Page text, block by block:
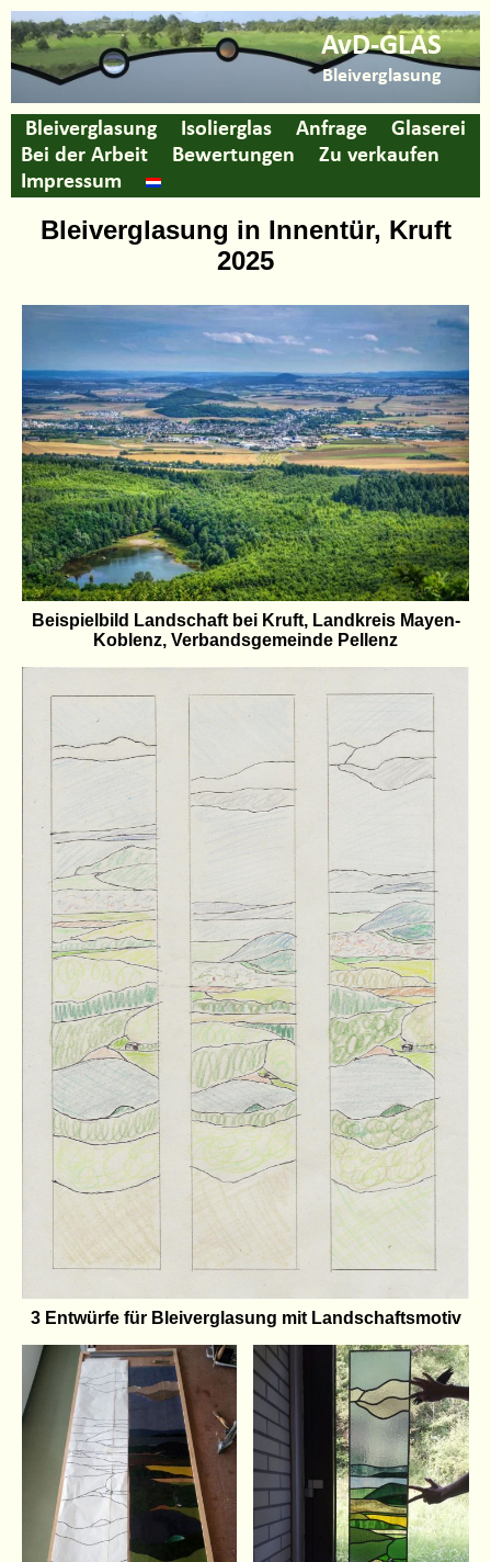
AvD-GLAS
Bleiverglasung
Bleiverglasung Isolierglas Anfrage
Glaserei
Bei der Arbeit
Bewertungen
Zu verkaufen
Impressum
Bleiverglasung in Innentür, Kruft
2025
Beispielbild Landschaft bei Kruft, Landkreis Mayen-
Koblenz, Verbandsgemeinde Pellenz
3 Entwürfe für Bleiverglasung mit Landschaftsmotiv